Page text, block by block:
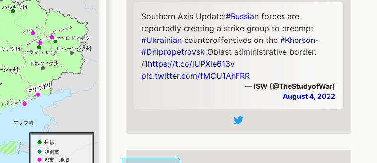
Southern Axis Update:#Russian forces are
reportedly creating a strike group to preempt
#Ukrainian counteroffensives on the #Kherson-
#Dnipropetrovsk Oblast administrative border.
/1https://t.co/iUPXie613v
pic.twitter.com/fMCU1AhFRR
— ISW (@TheStudyofWar)
August 4, 2022